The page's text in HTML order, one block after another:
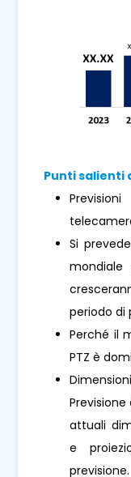
Punti salienti
Si
periodo di
Perché il
PTZ è
attuali
e
previsione.